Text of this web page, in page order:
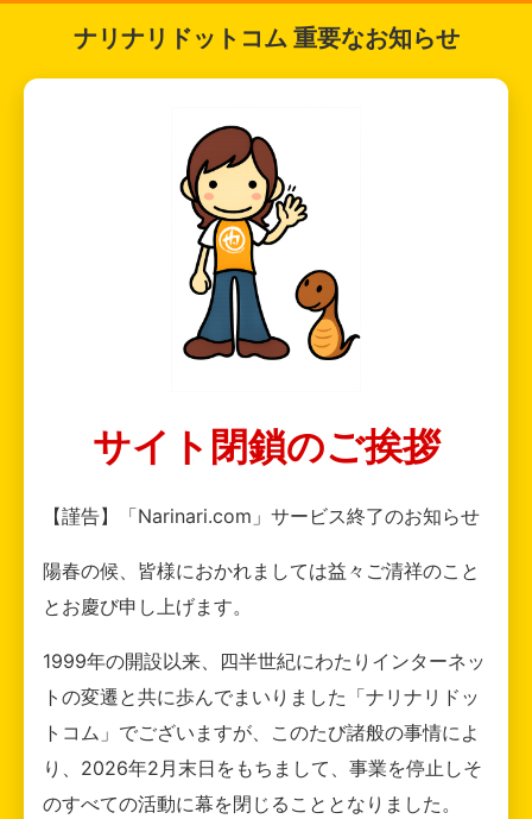
ナリナリドットコム 重要なお知らせ
サイト閉鎖のご挨拶
【謹告】「Narinari.com」サービス終了のお知らせ
陽春の候、皆様におかれましては益々ご清祥のこと
とお慶び申し上げます。
1999年の開設以来、四半世紀にわたりインターネッ
トの変遷と共に歩んでまいりました「ナリナリドッ
トコム」でございますが、このたび諸般の事情によ
り、2026年2月末日をもちまして、事業を停止しそ
のすべての活動に幕を閉じることとなりました。